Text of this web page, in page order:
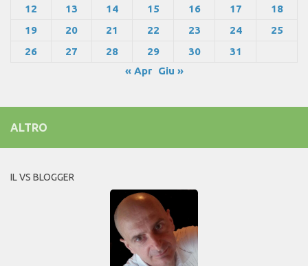
12
13 14 15 16 17
18
19
20 21 22 23 24
25
26
27 28 29 30
31
« Apr
Giu »
ALTRO
IL VS BLOGGER